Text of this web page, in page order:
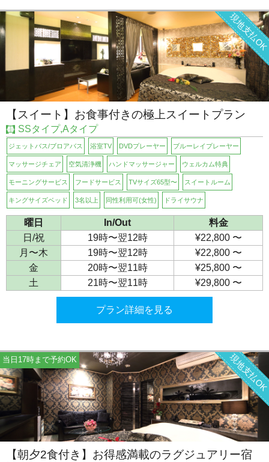
現地支払OK
【スイート】お食事付きの極上スイートプラン
SSタイプ,Aタイプ
ジェットバス/ブロアバス 浴室TV DVDプレーヤー ブルーレイプレーヤー
マッサージチェア 空気清浄機 ハンドマッサージャー ウェルカム特典
モーニングサービス フードサービス TVサイズ65型〜 スイートルーム
キングサイズベッド 3名以上 同性利用可(女性) ドライサウナ
曜日 In/Out
料金
日/祝
19時〜翌12時
¥22,800 〜
月〜木
19時〜翌12時
¥22,800 〜
金
20時〜翌11時
¥25,800 〜
土
21時〜翌11時 ¥29,800 〜
プラン詳細を見る
現地支払OK
当日17時まで予約OK
【朝夕2食付き】お得感満載のラグジュアリー宿